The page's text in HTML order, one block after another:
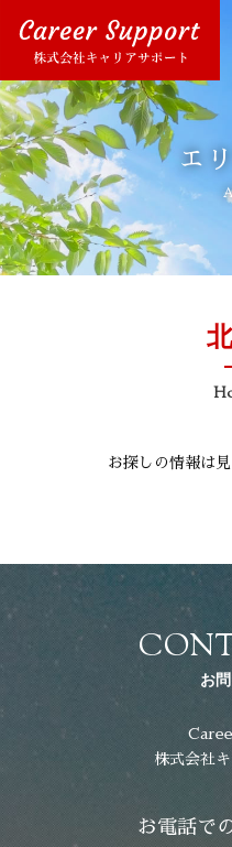
エ
お探しの情報は
お
株式会社
お電話で